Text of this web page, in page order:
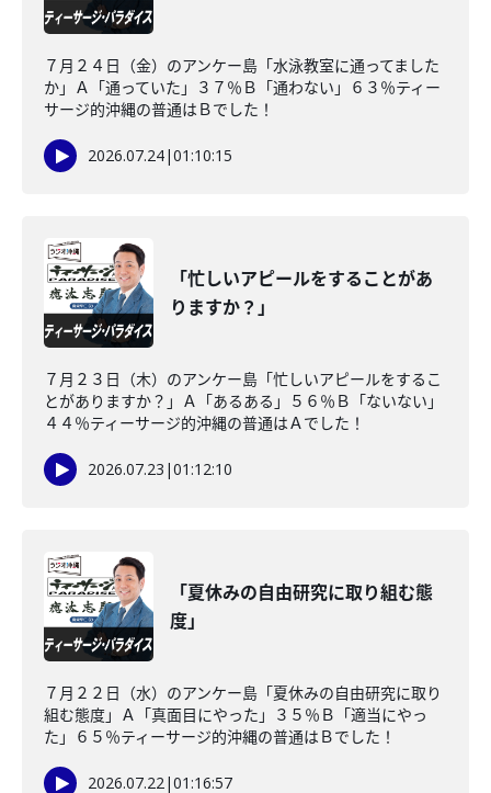
７月２４日（金）のアンケー島「水泳教室に通ってました
か」Ａ「通っていた」３７％Ｂ「通わない」６３％ティー
サージ的沖縄の普通はＢでした！
2026.07.24|01:10:15
「忙しいアピールをすることがあ
りますか？」
７月２３日（木）のアンケー島「忙しいアピールをするこ
とがありますか？」Ａ「あるある」５６％Ｂ「ないない」
４４％ティーサージ的沖縄の普通はＡでした！
2026.07.23 |01:12:10
「夏休みの自由研究に取り組む態
度」
７月２２日（水）のアンケー島「夏休みの自由研究に取り
組む態度」Ａ「真面目にやった」３５％Ｂ「適当にやっ
た」６５％ティーサージ的沖縄の普通はＢでした！
2026.07.22|01:16:57